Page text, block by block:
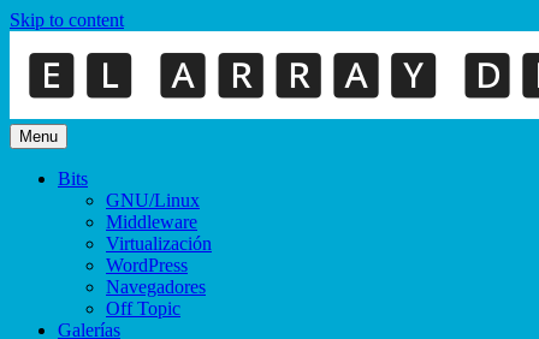
Skip to content
Menu
Bits
GNU/Linux
Middleware
Virtualización
WordPress
Navegadores
Off Topic
Galerías